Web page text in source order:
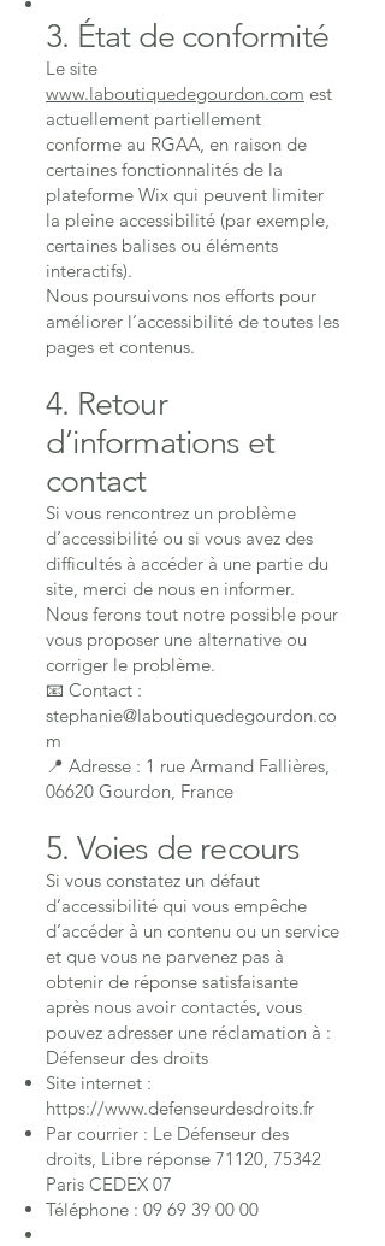
3. État de conformité
Le site
www.laboutiquedegourdon.com est
actuellement partiellement
conforme au RGAA, en raison de
certaines fonctionnalités de la
plateforme Wix qui peuvent limiter
la pleine accessibilité (par exemple,
certaines balises ou éléments
interactifs).
Nous poursuivons nos efforts pour
améliorer l’accessibilité de toutes les
pages et contenus.
4. Retour
d’informations et
contact
Si vous rencontrez un problème
d’accessibilité ou si vous avez des
difficultés à accéder à une partie du
site, merci de nous en informer.
Nous ferons tout notre possible pour
vous proposer une alternative ou
corriger le problème.
📧 Contact :
stephanie@laboutiquedegourdon.co
m
📍 Adresse : 1 rue Armand Fallières,
06620 Gourdon, France
5. Voies de recours
Si vous constatez un défaut
d’accessibilité qui vous empêche
d’accéder à un contenu ou un service
et que vous ne parvenez pas à
obtenir de réponse satisfaisante
après nous avoir contactés, vous
pouvez adresser une réclamation à :
Défenseur des droits
Site internet :
https://www.defenseurdesdroits.fr
Par courrier : Le Défenseur des
droits, Libre réponse 71120, 75342
Paris CEDEX 07
Téléphone : 09 69 39 00 00